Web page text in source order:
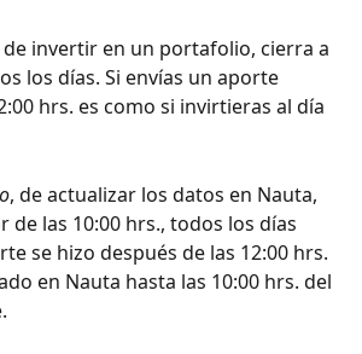
de invertir en un portafolio, cierra a
los días. Si envías un aporte
hrs. es como si invirtieras al día
, de actualizar los datos en Nauta,
de las 10:00 hrs., todos los días
se hizo después de las 12:00 hrs.
en Nauta hasta las 10:00 hrs. del